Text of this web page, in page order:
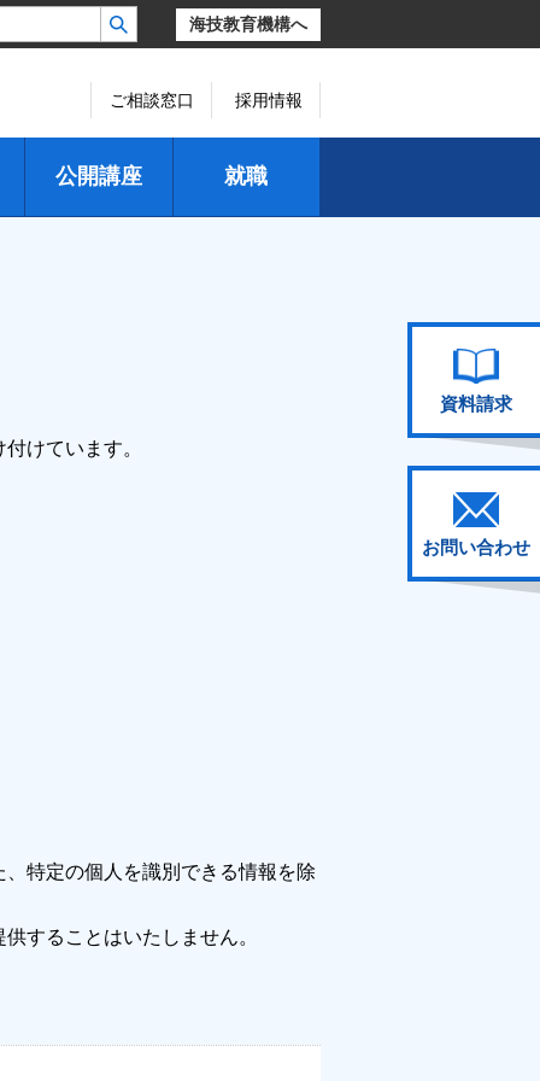
海技教育機構へ
ご相談窓口 採用情報
公開講座 就職
資料請求
お問い合わせ
けています。
特定の個人を識別できる情報を除
することはいたしません。